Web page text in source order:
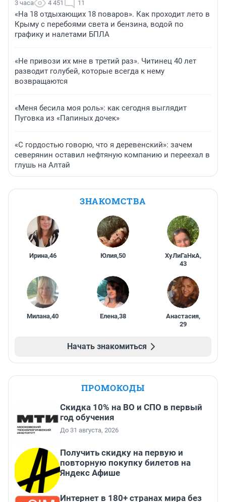
3 часа 4 451 11
«На 18 отдыхающих 18 поваров». Как проходит лето в
Крыму с перебоями света и бензина, водой по
графику и налетами БПЛА
«Не привози их мне в третий раз». Читинец 40 лет
разводит голубей, которые всегда к нему
возвращаются
«Меня бесила моя роль»: как сегодня выглядит
Пуговка из «Папиных дочек»
«С гордостью говорю, что я деревенский»: зачем
северянин оставил нефтяную компанию и переехал в
глушь на Алтай
ЗНАКОМСТВА
Ирина,46 Юлия,50 ХуЛиГаНкА,
43
Милана,40 Елена,38 Анастасия,
29
Начать знакомиться
ПРОМОКОДЫ
Скидка 10% на ВО и СПО в первый
год обучения
До 31 августа, 2026
Получить скидку на первую и
повторную покупку билетов на
Яндекс Афише
Интернет в 180+ странах мира без